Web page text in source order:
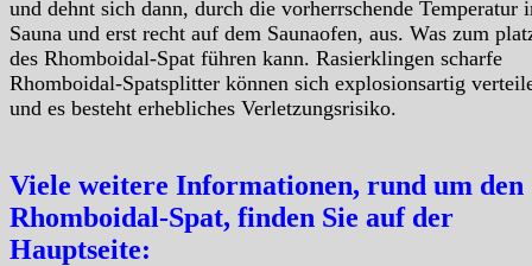
und dehnt sich dann, durch die vorherrschende Temperatur
Sauna und erst recht auf dem Saunaofen, aus. Was zum
des Rhomboidal-Spat führen kann. Rasierklingen scharfe
Rhomboidal-Spatsplitter können sich explosionsartig
und es besteht erhebliches Verletzungsrisiko.
Viele weitere Informationen, rund um den
Rhomboidal-Spat, finden Sie auf der
Hauptseite: